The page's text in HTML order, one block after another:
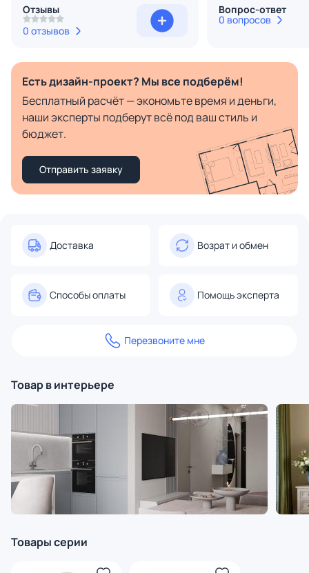
Отзывы
0 отзывов
Вопрос-ответ
0 вопросов
Есть дизайн-проект? Мы все подберём!
Бесплатный расчёт — экономьте время и деньги,
наши эксперты подберут всё под ваш стиль и
бюджет.
Отправить заявку
Доставка Возрат и обмен
Способы оплаты Помощь эксперта
Перезвоните мне
Товар в интерьере
Товары серии